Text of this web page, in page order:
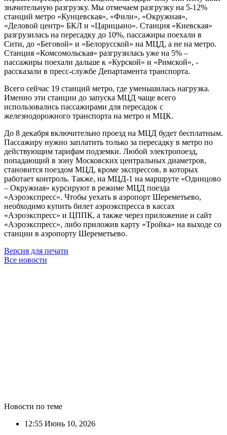
значительную разгрузку. Мы отмечаем разгрузку на 5-12%
станций метро «Кунцевская», «Фили», «Окружная»,
«Деловой центр» БКЛ и «Царицыно». Станция «Киевская»
разгрузилась на пересадку до 10%, пассажиры поехали в
Сити, до «Беговой» и «Белорусской» на МЦД, а не на метро.
Станция «Комсомольская» разгрузилась уже на 5% –
пассажиры поехали дальше к «Курской» и «Римской», -
рассказали в пресс-службе Департамента транспорта.
Всего сейчас 19 станций метро, где уменьшилась нагрузка.
Именно эти станции до запуска МЦД чаще всего
использовались пассажирами для пересадок с
железнодорожного транспорта на метро и МЦК.
До 8 декабря включительно проезд на МЦД будет бесплатным.
Пассажиру нужно заплатить только за пересадку в метро по
действующим тарифам подземки. Любой электропоезд,
попадающий в зону Московских центральных диаметров,
становится поездом МЦД, кроме экспрессов, в которых
работает контроль. Также, на МЦД-1 на маршруте «Одинцово
– Окружная» курсируют в режиме МЦД поезда
«Аэроэкспресс». Чтобы уехать в аэропорт Шереметьево,
необходимо купить билет аэроэкспресса в кассах
«Аэроэкспресс» и ЦППК, а также через приложение и сайт
«Аэроэкспресс», либо приложив карту «Тройка» на выходе со
станции в аэропорту Шереметьево.
Версия для печати
Все новости
Новости по теме
12:55 Июнь 10, 2026